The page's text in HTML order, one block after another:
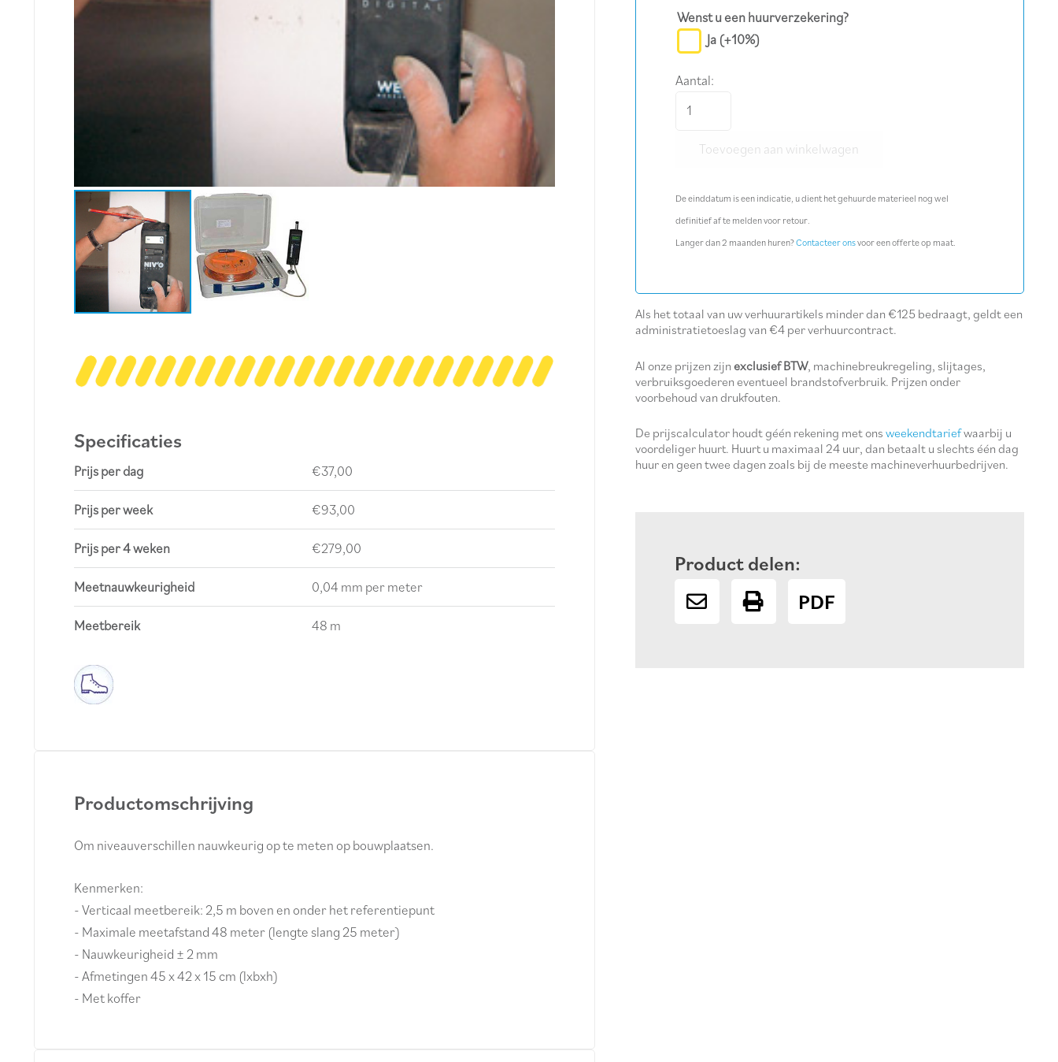
Specificaties
Prijs per dag €37,00
Prijs per week €93,00
Prijs per 4 weken €279,00
Meetnauwkeurigheid 0,04 mm per meter
Meetbereik 48 m
Productomschrijving
Om niveauverschillen nauwkeurig op te meten op bouwplaatsen.
Kenmerken:
- Verticaal meetbereik: 2,5 m boven en onder het referentiepunt
- Maximale meetafstand 48 meter (lengte slang 25 meter)
- Nauwkeurigheid ± 2 mm
- Afmetingen 45 x 42 x 15 cm (lxbxh)
- Met koffer
Wenst u een huurverzekering?
Ja (+10%)
Aantal:
Digitale
aantalToevoegen aan winkelwagen
De einddatum is een indicatie, u dient het gehuurde materieel nog wel
definitief af te melden voor retour.
Langer dan 2 maanden huren?Contacteer onsvoor een offerte op maat.
Als het totaal van uw verhuurartikels minder dan €125 bedraagt, geldt een
administratietoeslag van €4 per verhuurcontract.
Al onze prijzen zijn exclusief BTW, machinebreukregeling, slijtages,
verbruiksgoederen eventueel brandstofverbruik. Prijzen onder
voorbehoud van drukfouten.
De prijscalculator houdt géén rekening met ons weekendtariefwaarbij u
voordeliger huurt. Huurt u maximaal 24 uur, dan betaalt u slechts één dag
huur en geen twee dagen zoals bij de meeste machineverhuurbedrijven.
Product delen:
PDF